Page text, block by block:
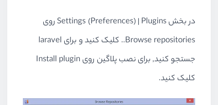
در بخش Settings (Preferences) | Plugins روی
Browse repositories.. کلیک کنید و برای laravel
جستجو کنید, برای نصب پلاگین روی Install plugin
کلیک کنید.